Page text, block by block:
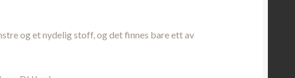
og et nydelig stoff, og det finnes bare ett av